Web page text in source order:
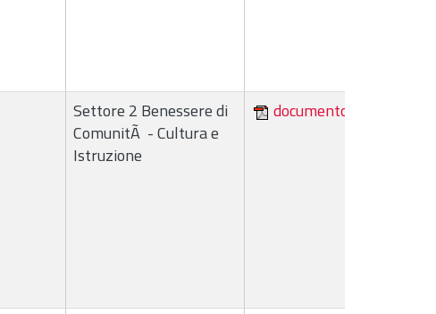
Settore 2 Benessere di
ComunitÃ - Cultura e
Istruzione
documento